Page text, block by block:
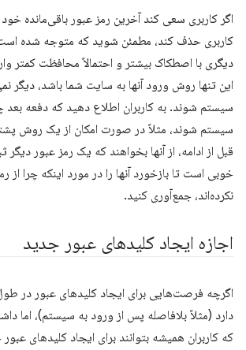
اگر کاربری سعی کند آخرین رمز عبور باقی‌مانده
کاربری حذف کند، مطمئن شوید که متوجه شده است
دیگری با اصطکاک بیشتر و احتمالاً محافظت کمتر
این تنها روش ورود آنها به سایت شما باشد، دیگر
سیستم شوند. به کاربران اطلاع دهید که دفعه بعد
سیستم شوند، مثلاً در صورت امکان از یک روش
قبل از ادامه، از آنها بخواهند که یک رمز عبور
خوبی است تا بازخورد آنها را در مورد اینکه چرا از
نکرده‌اند، جمع‌آوری کنید.
اجازه ایجاد کلیدهای عبور جدید
اگرچه فرصت‌هایی برای ایجاد کلیدهای عبور در
دارد (مثلاً بلافاصله پس از ورود به سیستم)، اما
که کاربران همیشه بتوانند برای ایجاد کلیدهای